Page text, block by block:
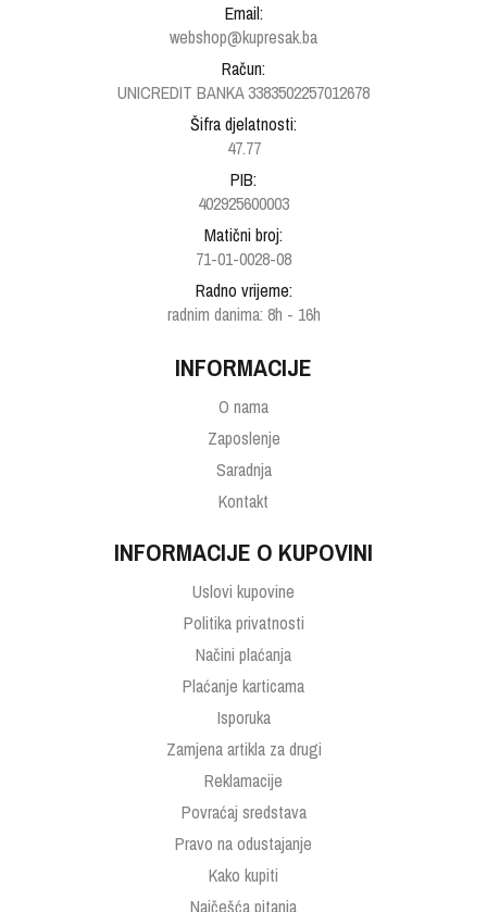
Email:
webshop@kupresak.ba
Račun:
UNICREDIT BANKA 3383502257012678
Šifra djelatnosti:
47.77
PIB:
402925600003
Matični broj:
71-01-0028-08
Radno vrijeme:
radnim danima: 8h - 16h
INFORMACIJE
O nama
Zaposlenje
Saradnja
Kontakt
INFORMACIJE O KUPOVINI
Uslovi kupovine
Politika privatnosti
Načini plaćanja
Plaćanje karticama
Isporuka
Zamjena artikla za drugi
Reklamacije
Povraćaj sredstava
Pravo na odustajanje
Kako kupiti
Najčešća pitanja